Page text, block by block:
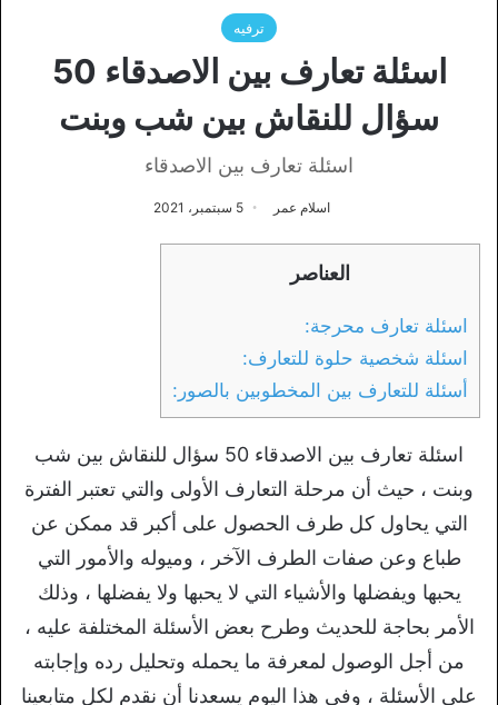
ترفيه
اسئلة تعارف بين الاصدقاء 50
سؤال للنقاش بين شب وبنت
اسئلة تعارف بين الاصدقاء
اسلام عمر 5 سبتمبر، 2021
العناصر
اسئلة تعارف محرجة:
اسئلة شخصية حلوة للتعارف:
أسئلة للتعارف بين المخطوبين بالصور:
اسئلة تعارف بين الاصدقاء 50 سؤال للنقاش بين شب
وبنت ، حيث أن مرحلة التعارف الأولى والتي تعتبر الفترة
التي يحاول كل طرف الحصول على أكبر قد ممكن عن
طباع وعن صفات الطرف الآخر ، وميوله والأمور التي
يحبها ويفضلها والأشياء التي لا يحبها ولا يفضلها ، وذلك
الأمر بحاجة للحديث وطرح بعض الأسئلة المختلفة عليه ،
من أجل الوصول لمعرفة ما يحمله وتحليل رده وإجابته
على الأسئلة ، وفي هذا اليوم يسعدنا أن نقدم لكل متابعينا